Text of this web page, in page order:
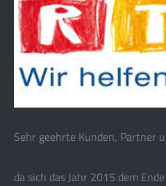
Sehr geehrte Kunden, Partner
da sich das Jahr 2015 dem